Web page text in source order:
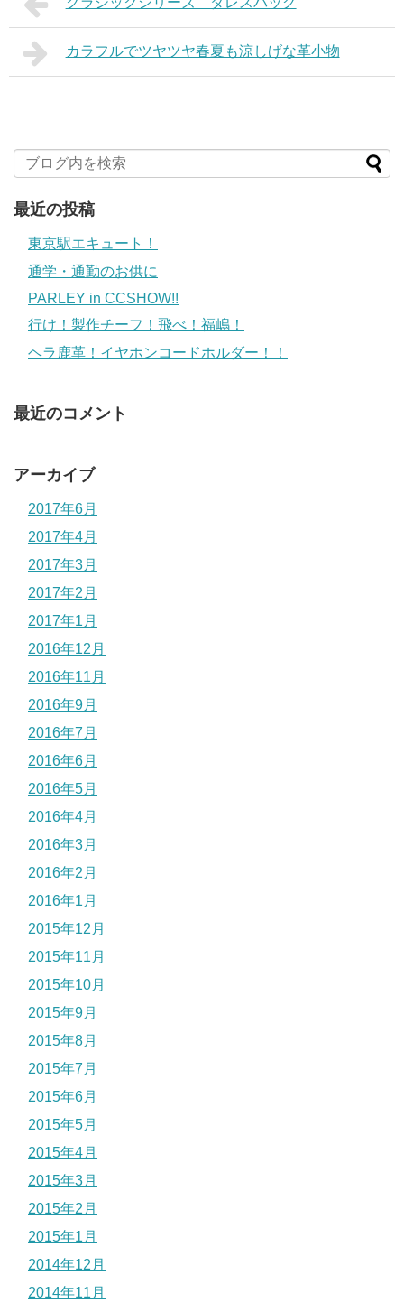
カラフルでツヤツヤ春夏も涼しげな革小物
最近の投稿
東京駅エキュート！
通学・通勤のお供に
PARLEY in CCSHOW!!
行け！製作チーフ！飛べ！福嶋！
ヘラ鹿革！イヤホンコードホルダー！！
最近のコメント
アーカイブ
2017年6月
2017年4月
2017年3月
2017年2月
2017年1月
2016年12月
2016年11月
2016年9月
2016年7月
2016年6月
2016年5月
2016年4月
2016年3月
2016年2月
2016年1月
2015年12月
2015年11月
2015年10月
2015年9月
2015年8月
2015年7月
2015年6月
2015年5月
2015年4月
2015年3月
2015年2月
2015年1月
2014年12月
2014年11月